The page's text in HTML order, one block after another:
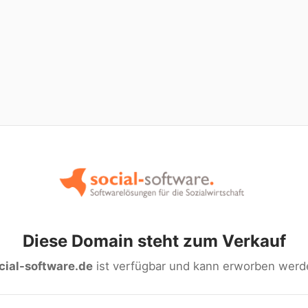
Diese Domain steht zum Verkauf
software.deist verfügbar und kann erworben